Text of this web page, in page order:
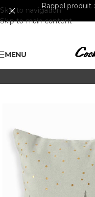
Skip to navigation
Skip to main content
Rappel produit :
MENU